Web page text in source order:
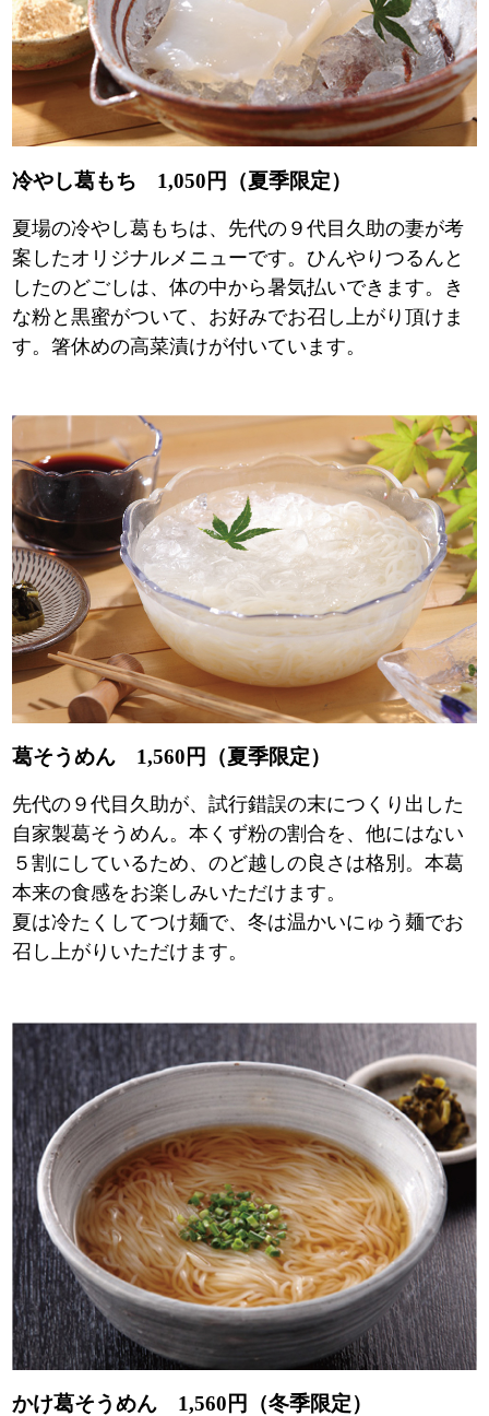
冷やし葛もち 1,050円（夏季限定）
夏場の冷やし葛もちは、先代の９代目久助の妻が考
案したオリジナルメニューです。ひんやりつるんと
したのどごしは、体の中から暑気払いできます。き
な粉と黒蜜がついて、お好みでお召し上がり頂けま
す。箸休めの高菜漬けが付いています。
葛そうめん 1,560円（夏季限定）
先代の９代目久助が、試行錯誤の末につくり出した
自家製葛そうめん。本くず粉の割合を、他にはない
５割にしているため、のど越しの良さは格別。本葛
本来の食感をお楽しみいただけます。
夏は冷たくしてつけ麺で、冬は温かいにゅう麺でお
召し上がりいただけます。
かけ葛そうめん 1,560円（冬季限定）